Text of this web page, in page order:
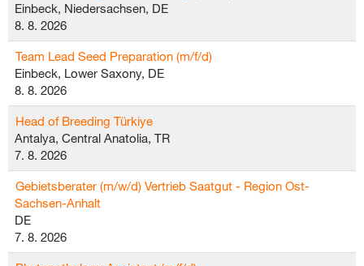
Einbeck, Niedersachsen, DE
8. 8. 2026
Team Lead Seed Preparation (m/f/d)
Einbeck, Lower Saxony, DE
8. 8. 2026
Head of Breeding Türkiye
Antalya, Central Anatolia, TR
7. 8. 2026
Gebietsberater (m/w/d) Vertrieb Saatgut - Region Ost-
Sachsen-Anhalt
DE
7. 8. 2026